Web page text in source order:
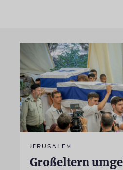
JERUSALEM
Großeltern